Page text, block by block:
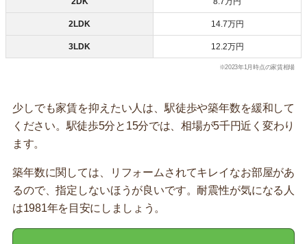
2LDK 14.7万円
3LDK 12.2万円
※2023年1月時点の家賃相場
少しでも家賃を抑えたい人は、駅徒歩や築年数を緩和して
ください。駅徒歩5分と15分では、相場が5千円近く変わり
ます。
築年数に関しては、リフォームされてキレイなお部屋があ
るので、指定しないほうが良いです。耐震性が気になる人
は1981年を目安にしましょう。